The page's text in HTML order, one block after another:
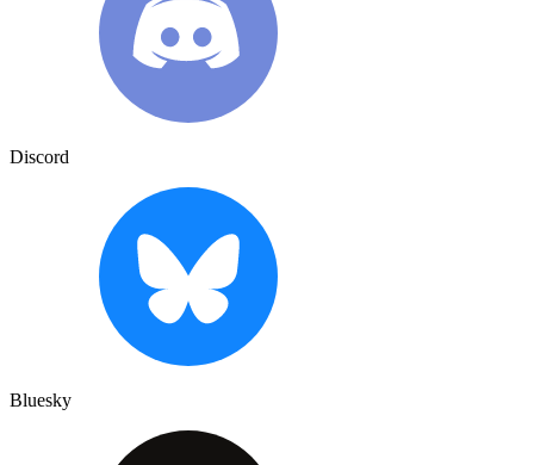
Discord
Bluesky